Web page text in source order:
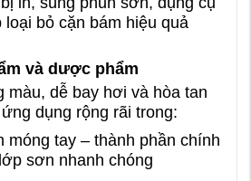
loại bỏ cặn bám hiệu quả
và dược phẩm
màu, dễ bay hơi và hòa tan
dụng rộng rãi trong:
móng tay – thành phần chính
sơn nhanh chóng